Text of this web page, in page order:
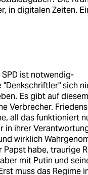
in digitalen Zeiten.
ist notwendig-
sich
Es gibt auf
Verbrecher.
all das funktioniert
in ihrer
wirklich
Papst habe, traurige
mit Putin und
muss das Regime